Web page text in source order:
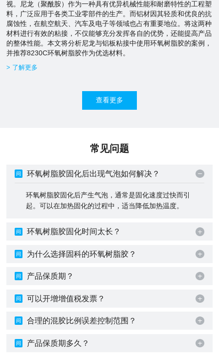
视。尼龙（聚酰胺）作为一种具有优异机械性能和耐磨特性的工程塑
料，广泛应用于各类工业零部件的生产。而铝材因其轻质和优良的抗
腐蚀性，在航空航天、汽车及电子等领域也占有重要地位。将这两种
材料进行有效的粘接，不仅能够充分发挥各自的优势，还能提高产品
的整体性能。本文将分析尼龙与铝板粘接中使用环氧树脂胶的案例，
并推荐8230C环氧树脂胶作为优选材料。
> 了解更多
查看更多
常见问题
环氧树脂胶固化后出现气泡如何解决？
环氧树脂胶固化后产生气泡，通常是固化速度过快而引
起。可以在加热固化的过程中，适当降低加热温度。
环氧树脂胶固化时间太长？
为什么选择固科的环氧树脂胶？
产品保质期？
可以开增增值税发票？
合理的混胶比例误差控制范围？
产品保质期多久？